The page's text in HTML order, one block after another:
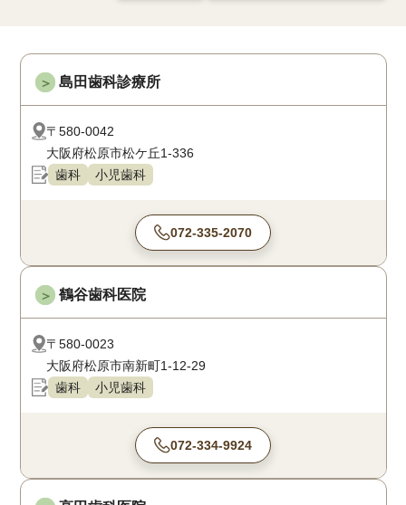
＞ 島田歯科診療所
〒580-0042
大阪府松原市松ケ丘1-336
歯科
小児歯科
072-335-2070
＞ 鶴谷歯科医院
〒580-0023
大阪府松原市南新町1-12-29
歯科
小児歯科
072-334-9924